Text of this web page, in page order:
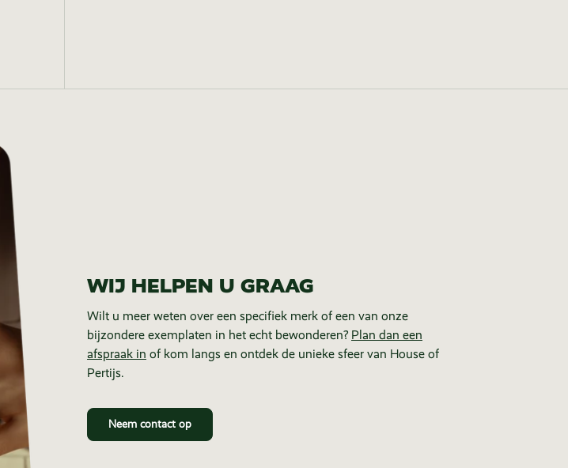
WIJ HELPEN U GRAAG
Wilt u meer weten over een specifiek merk of een van onze
bijzondere exemplaten in het echt bewonderen? Plan dan een
afspraak in of kom langs en ontdek de unieke sfeer van House of
Pertijs.
Neem contact op